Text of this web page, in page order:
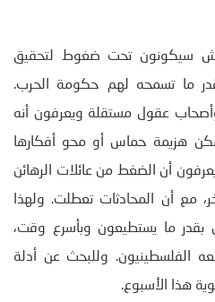
سيكونون تحت ضغوط لتحقيق
ما تسمحه لهم حكومة الحرب.
عقول مستقلة ويعرفون أنه
هزيمة حماس أو محو أفكارها
أن الضغط من عائلات الرهائن
مع أن المحادثات تعطلت. ولهذا
ما يستطيعون وبأسرع وقت،
الفلسطينيون. وللبحث عن أدلة
هذا الأسبوع.